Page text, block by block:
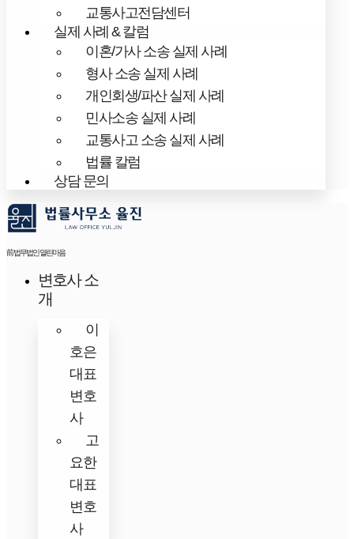
교통사고전담센터
실제 사례 & 칼럼
이혼/가사 소송 실제 사례
형사 소송 실제 사례
개인회생/파산 실제 사례
민사소송 실제 사례
교통사고 소송 실제 사례
법률 칼럼
상담 문의
前 법무법인 열린마음
변호사 소
개
이
호은
대표
변호
사
고
요한
대표
변호
사